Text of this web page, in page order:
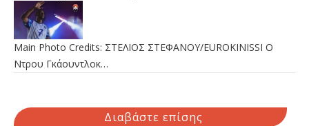
Main Photo Credits: ΣΤΕΛΙΟΣ ΣΤΕΦΑΝΟΥ/EUROKINISSI Ο
Ντρου Γκάουντλοκ…
Διαβάστε επίσης